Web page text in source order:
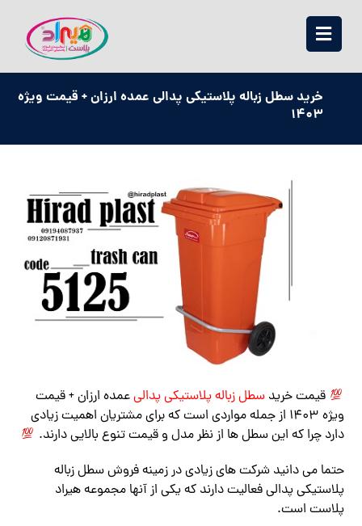
خرید سطل زباله پلاستیکی پدالی عمده ارزان + قیمت ویژه
1403
قیمت خرید سطل زباله پلاستیکی پدالیعمده ارزان + قیمت
ویژه 1403 از جمله مواردی است که برای مشتریان اهمیت زیادی
دارد چرا که این سطل ها از نظر مدل و قیمت تنوع بالایی دارند.
حتما می دانید شرکت های زیادی در زمینه فروش سطل زباله
پلاستیکی پدالی فعالیت دارند که یکی از آنها مجموعه هیراد
پلاست است.